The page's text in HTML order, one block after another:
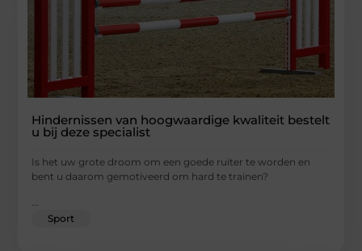
Hindernissen van hoogwaardige kwaliteit bestelt
u bij deze specialist
Is het uw grote droom om een goede ruiter te worden en
bent u daarom gemotiveerd om hard te trainen?
...
Sport